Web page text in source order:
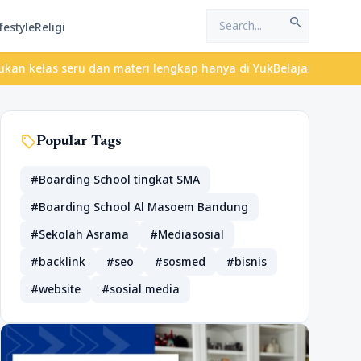
Religi search
seru dan materi lengkap hanya di YukBelajar.com. Mulai
sellPopular Tags
#Boarding School tingkat SMA
#Boarding School Al Masoem Bandung
#Sekolah Asrama
#Mediasosial
#backlink
#seo #sosmed
#bisnis
#website
#sosial media